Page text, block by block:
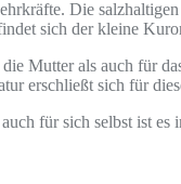
Die
sich der kleine
Mutter als auch für
erschließt sich für
für sich selbst ist